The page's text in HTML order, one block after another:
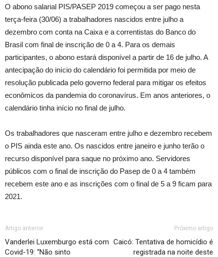
O abono salarial PIS/PASEP 2019 começou a ser pago nesta
terça-feira (30/06) a trabalhadores nascidos entre julho a
dezembro com conta na Caixa e a correntistas do Banco do
Brasil com final de inscrição de 0 a 4. Para os demais
participantes, o abono estará disponível a partir de 16 de julho. A
antecipação do início do calendário foi permitida por meio de
resolução publicada pelo governo federal para mitigar os efeitos
econômicos da pandemia do coronavírus. Em anos anteriores, o
calendário tinha início no final de julho.
Os trabalhadores que nasceram entre julho e dezembro recebem
o PIS ainda este ano. Os nascidos entre janeiro e junho terão o
recurso disponível para saque no próximo ano. Servidores
públicos com o final de inscrição do Pasep de 0 a 4 também
recebem este ano e as inscrições com o final de 5 a 9 ficam para
2021.
Artigo anterior
Vanderlei Luxemburgo está com
Covid-19: “Não sinto
Próximo artigo
Caicó: Tentativa de homicídio é
registrada na noite deste